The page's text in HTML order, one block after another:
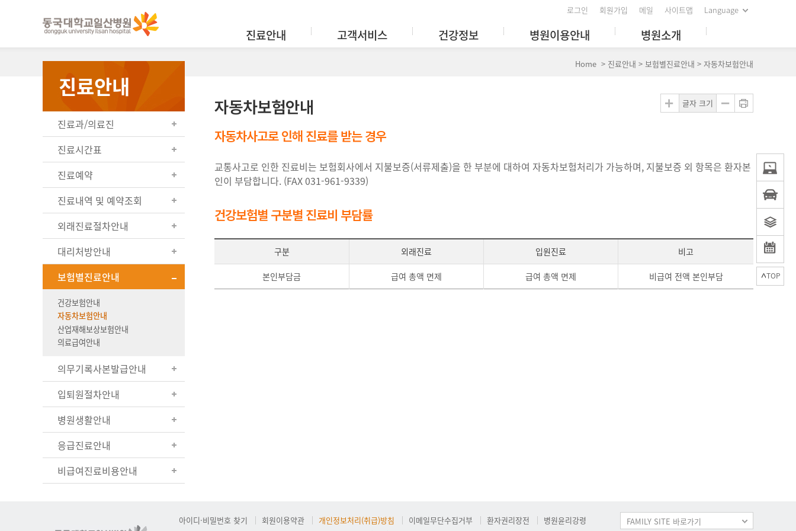
로그인 회원가입 메일 사이트맵 Language
진료안내 고객서비스 건강정보 병원이용안내 병원소개
진료안내
진료과/의료진
진료시간표
진료예약
진료내역 및 예약조회
외래진료절차안내
대리처방안내
보험별진료안내
건강보험안내
자동차보험안내
산업재해보상보험안내
의료급여안내
의무기록사본발급안내
입퇴원절차안내
병원생활안내
응급진료안내
비급여진료비용안내
글자 크기
Home > 진료안내 > 보험별진료안내 > 자동차보험안내
자동차보험안내
자동차사고로 인해 진료를 받는 경우
교통사고로 인한 진료비는 보험회사에서 지불보증(서류제출)을 한 부분에 대하여 자동차보험처리가 가능하며, 지불보증 외 항목은 환자본
인이 부담합니다. (FAX 031-961-9339)
건강보험별 구분별 진료비 부담률
구분 외래진료 입원진료
비고
본인부담금
급여 총액 면제 급여 총액 면제 비급여 전액 본인부담 TOP
아이디·비밀번호 찾기 회원이용약관 개인정보처리(취급)방침 이메일무단수집거부 환자권리장전 병원윤리강령
FAMILY SITE 바로가기